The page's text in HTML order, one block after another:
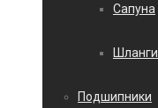
Сапуна
Шланги
Подшипники